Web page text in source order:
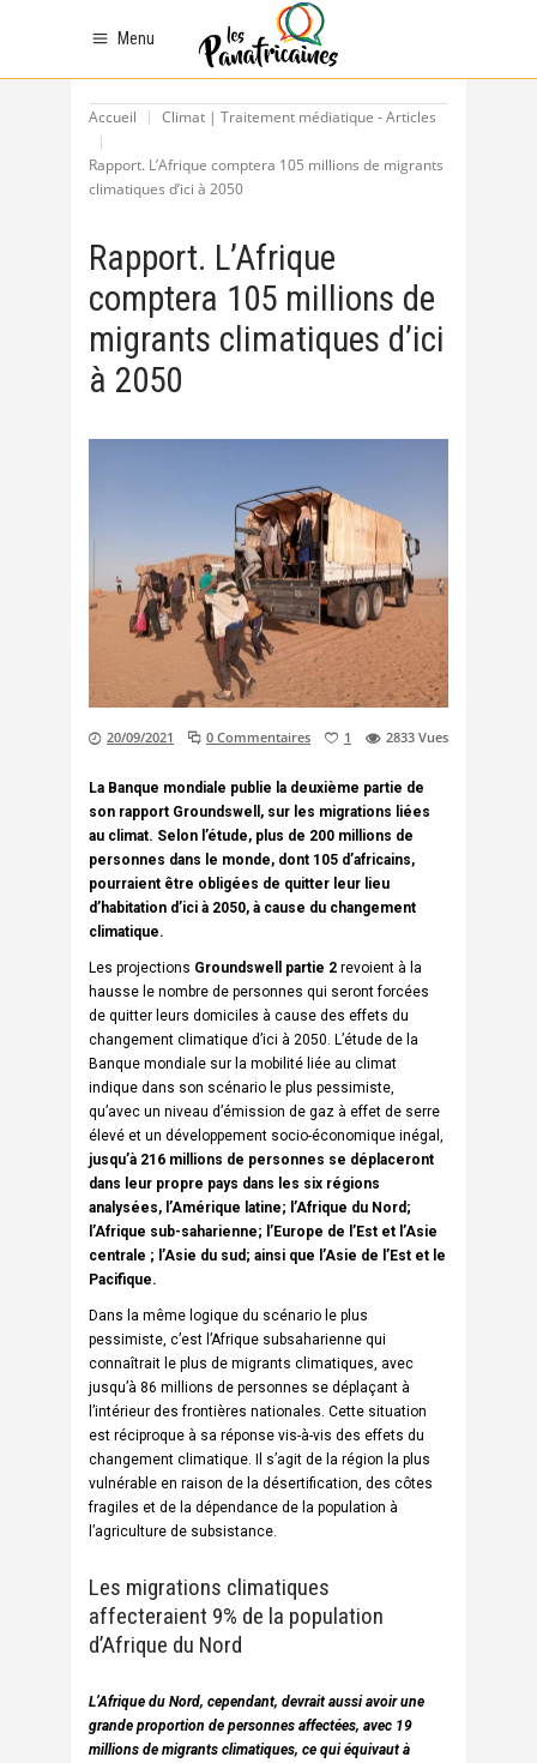
Menu
Accueil Climat | Traitement médiatique - Articles
Rapport. L’Afrique comptera 105 millions de migrants
climatiques d’ici à 2050
Rapport. L’Afrique
comptera 105 millions de
migrants climatiques d’ici
à 2050
20/09/2021 0 Commentaires 1 2833 Vues
La Banque mondiale publie la deuxième partie de
son rapport Groundswell, sur les migrations liées
au climat. Selon l’étude, plus de 200 millions de
personnes dans le monde, dont 105 d’africains,
pourraient être obligées de quitter leur lieu
d’habitation d’ici à 2050, à cause du changement
climatique.
Les projections Groundswell partie 2 revoient à la
hausse le nombre de personnes qui seront forcées
de quitter leurs domiciles à cause des effets du
changement climatique d’ici à 2050. L’étude de la
Banque mondiale sur la mobilité liée au climat
indique dans son scénario le plus pessimiste,
qu’avec un niveau d’émission de gaz à effet de serre
élevé et un développement socio-économique inégal,
jusqu’à 216 millions de personnes se déplaceront
dans leur propre pays dans les six régions
analysées, l’Amérique latine; l’Afrique du Nord;
l’Afrique sub-saharienne; l’Europe de l’Est et l’Asie
centrale ; l’Asie du sud; ainsi que l’Asie de l’Est et le
Pacifique.
Dans la même logique du scénario le plus
pessimiste, c’est l’Afrique subsaharienne qui
connaîtrait le plus de migrants climatiques, avec
jusqu’à 86 millions de personnes se déplaçant à
l’intérieur des frontières nationales. Cette situation
est réciproque à sa réponse vis-à-vis des effets du
changement climatique. Il s’agit de la région la plus
vulnérable en raison de la désertification, des côtes
fragiles et de la dépendance de la population à
l’agriculture de subsistance.
Les migrations climatiques
affecteraient 9% de la population
d’Afrique du Nord
L’Afrique du Nord, cependant, devrait aussi avoir une
grande proportion de personnes affectées, avec 19
millions de migrants climatiques, ce qui équivaut à